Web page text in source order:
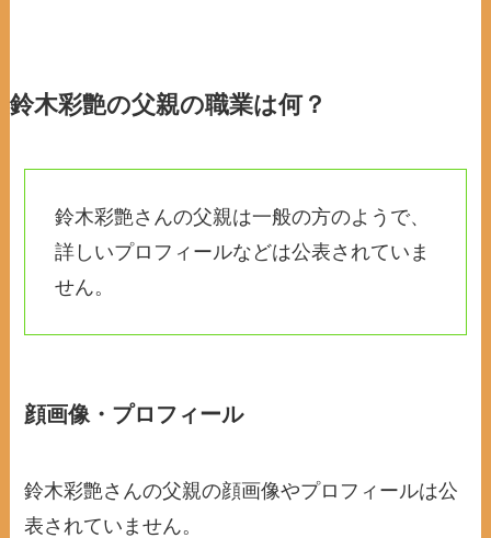
鈴木彩艶の父親の職業は何？
鈴木彩艶さんの父親は一般の方のようで、
詳しいプロフィールなどは公表されていま
せん。
顔画像・プロフィール
鈴木彩艶さんの父親の顔画像やプロフィールは公
表されていません。